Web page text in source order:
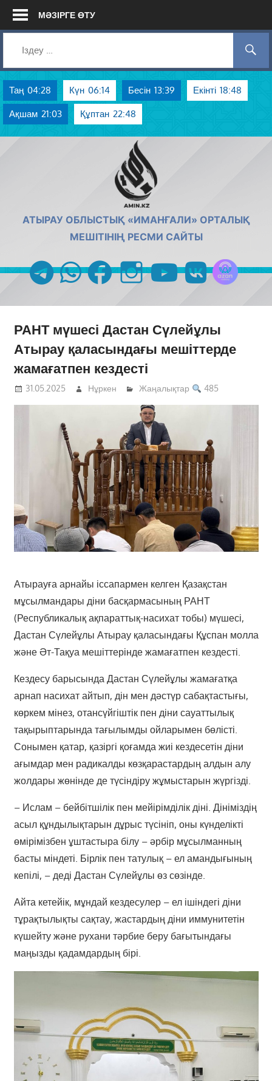
Skip
МӘЗІРГЕ ӨТУ
Таң 04:28 Күн 06:14 Бесін 13:39 Екінті 18:48
Ақшам 21:03 Құптан 22:48
АТЫРАУ ОБЛЫСТЫҚ «ИМАНҒАЛИ» ОРТАЛЫҚ
МЕШІТІНІҢ РЕСМИ САЙТЫ
telegramwhatsappfacebookinstagramyoutubevk
РАНТ мүшесі Дастан Сүлейұлы
Атырау қаласындағы мешіттерде
жамағатпен кездесті
31.05.2025 Нұркен Жаңалықтар 485
Атырауға арнайы іссапармен келген Қазақстан
мұсылмандары діни басқармасының РАНТ
(Республикалық ақпараттық-насихат тобы) мүшесі,
Дастан Сүлейұлы Атырау қаласындағы Құспан молла
және Әт-Тақуа мешіттерінде жамағатпен кездесті.
Кездесу барысында Дастан Сүлейұлы жамағатқа
арнап насихат айтып, дін мен дәстүр сабақтастығы,
көркем мінез, отансүйгіштік пен діни сауаттылық
тақырыптарында тағылымды ойларымен бөлісті.
Сонымен қатар, қазіргі қоғамда жиі кездесетін діни
ағымдар мен радикалды көзқарастардың алдын алу
жолдары жөнінде де түсіндіру жұмыстарын жүргізді.
– Ислам – бейбітшілік пен мейірімділік діні. Дініміздің
асыл құндылықтарын дұрыс түсініп, оны күнделікті
өмірімізбен ұштастыра білу – әрбір мұсылманның
басты міндеті. Бірлік пен татулық – ел амандығының
кепілі, – деді Дастан Сүлейұлы өз сөзінде.
Айта кетейік, мұндай кездесулер – ел ішіндегі діни
тұрақтылықты сақтау, жастардың діни иммунитетін
күшейту және рухани тәрбие беру бағытындағы
маңызды қадамдардың бірі.